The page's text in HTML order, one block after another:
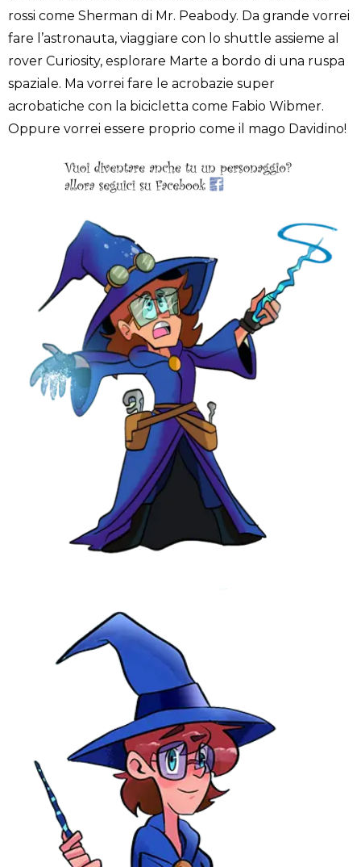
rossi come Sherman di Mr. Peabody. Da grande vorrei
fare l’astronauta, viaggiare con lo shuttle assieme al
rover Curiosity, esplorare Marte a bordo di una ruspa
spaziale. Ma vorrei fare le acrobazie super
acrobatiche con la bicicletta come Fabio Wibmer.
Oppure vorrei essere proprio come il mago Davidino!